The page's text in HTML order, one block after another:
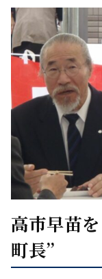
高市早苗
町長”